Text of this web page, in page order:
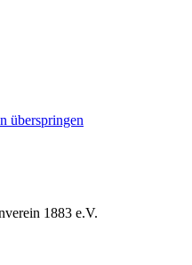
überspringen
1883 e.V.